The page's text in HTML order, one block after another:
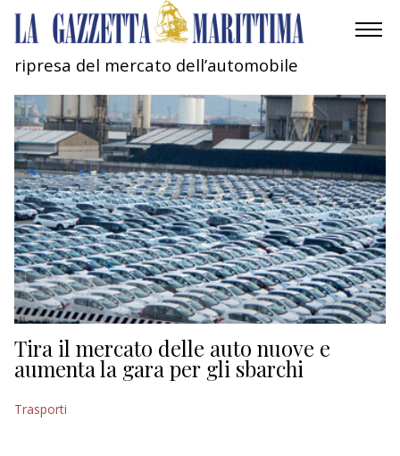
AMBIENTE
MOBILITÀ
INDUSTRIA
RICERCA
ECONOMIA
TURISMO
CULTURA
ripresa del mercato dell’automobile
Tira il mercato delle auto nuove e
aumenta la gara per gli sbarchi
Trasporti